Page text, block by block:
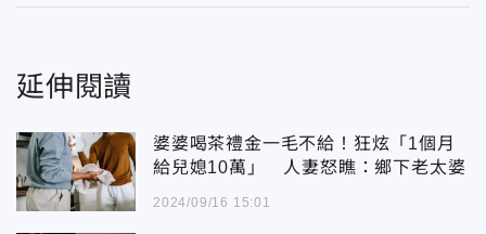
延伸閱讀
婆婆喝茶禮金一毛不給！狂炫「1個月
給兒媳10萬」 人妻怒瞧：鄉下老太婆
2024/09/16 15:01